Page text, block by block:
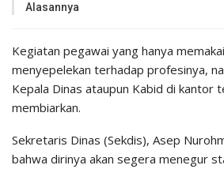
Alasannya
Kegiatan pegawai yang hanya
menyepelekan terhadap profesinya,
Kepala Dinas ataupun Kabid di kantor
membiarkan.
Sekretaris Dinas (Sekdis), Asep
bahwa dirinya akan segera menegur